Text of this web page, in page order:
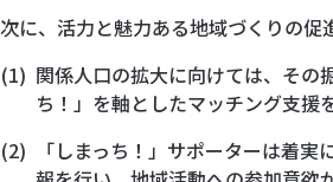
次に、活力と魅力ある地域づくりの促
関係人口の拡大に向けては、その
ち！」を軸としたマッチング支援
「しまっち！」サポーターは着